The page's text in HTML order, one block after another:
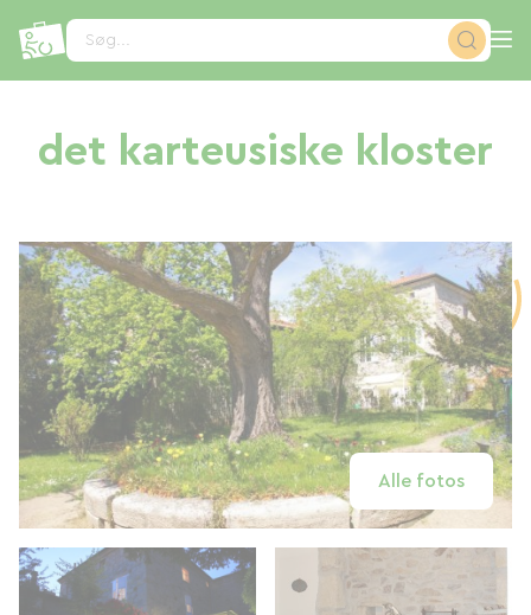
Søg...
det karteusiske kloster
Alle fotos
CCookie-styringspanel